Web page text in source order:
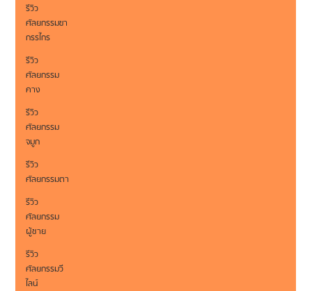
รีวิว
ศัลยกรรมขา
กรรไกร
รีวิว
ศัลยกรรม
คาง
รีวิว
ศัลยกรรม
จมูก
รีวิว
ศัลยกรรมตา
รีวิว
ศัลยกรรม
ผู้ชาย
รีวิว
ศัลยกรรมวี
ไลน์